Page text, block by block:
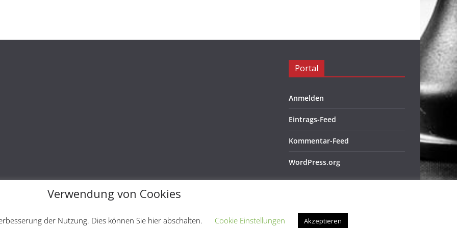
Portal
Anmelden
Eintrags-Feed
Kommentar-Feed
WordPress.org
Verwendung von Cookies
der Nutzung. Dies können Sie hier abschalten. Cookie Einstellungen Akzeptieren